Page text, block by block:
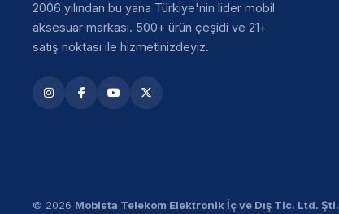
2006 yılından bu yana Türkiye'nin lider mobil
aksesuar markası. 500+ ürün çeşidi ve 21+
satış noktası ile hizmetinizdeyiz.
© 2026 Mobista Telekom Elektronik İç ve Dış Tic. Ltd. Şti.